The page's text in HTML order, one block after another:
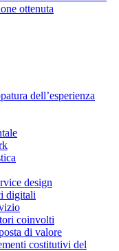
ottenuta
dell’esperienza
design
digitali
coinvolti
di valore
costitutivi del